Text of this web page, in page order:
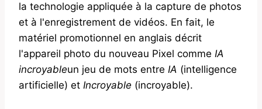
la technologie appliquée à la capture de photos
et à l'enregistrement de vidéos. En fait, le
matériel promotionnel en anglais décrit
l'appareil photo du nouveau Pixel comme IA
incroyableun jeu de mots entre IA (intelligence
artificielle) et Incroyable (incroyable).